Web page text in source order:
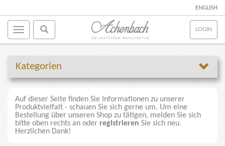
ENGLISH
LOGIN
Kategorien
Auf dieser Seite finden Sie Informationen zu unserer
Produktvielfalt - schauen Sie sich gerne um. Um eine
Bestellung über unseren Shop zu tätigen, melden Sie sich
bitte oben rechts an oder registrieren Sie sich neu.
Herzlichen Dank!